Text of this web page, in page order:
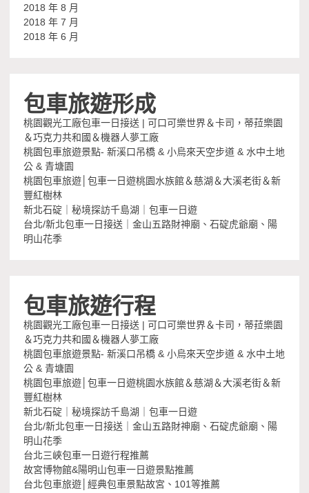
2018 年 8 月
2018 年 7 月
2018 年 6 月
包車旅遊形成
桃園觀光工廠包車一日接送 | 可口可樂世界＆卡司，蒂菈樂園
＆巧克力共和國＆機器人夢工廠
桃園包車旅遊景點- 新溪口吊橋 & 小烏來天空步道 & 水中土地
公 & 青塘園
桃園包車旅遊│包車一日遊桃園水族館＆慈湖＆大溪老街＆新
豐紅樹林
新北石碇｜秘境探訪千島湖｜包車一日遊
台北/新北包車一日接送｜金山五路財神廟、石碇虎爺廟、陽
明山花季
包車旅遊行程
桃園觀光工廠包車一日接送 | 可口可樂世界＆卡司，蒂菈樂園
＆巧克力共和國＆機器人夢工廠
桃園包車旅遊景點- 新溪口吊橋 & 小烏來天空步道 & 水中土地
公 & 青塘園
桃園包車旅遊│包車一日遊桃園水族館＆慈湖＆大溪老街＆新
豐紅樹林
新北石碇｜秘境探訪千島湖｜包車一日遊
台北/新北包車一日接送｜金山五路財神廟、石碇虎爺廟、陽
明山花季
台北三峽包車一日遊行程推薦
故宮博物館&陽明山包車一日遊景點推薦
台北包車旅遊│經典包車景點故宮、101等推薦